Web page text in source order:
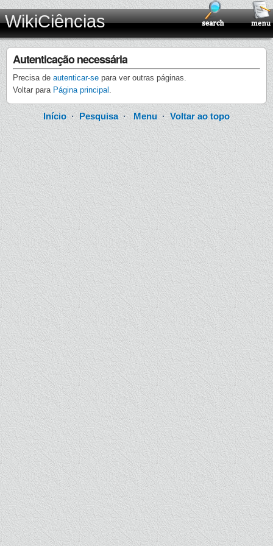
WikiCiências
Autenticação necessária
Precisa de autenticar-se para ver outras páginas.
Voltar para Página principal .
Início · Pesquisa·Menu ·Voltar ao topo